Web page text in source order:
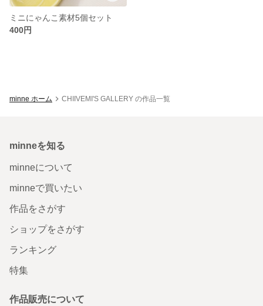
ミニにゃんこ素材5個セット
400円
minne ホーム CHIIVEMI'S GALLERY の作品一覧
minneを知る
minneについて
minneで買いたい
作品をさがす
ショップをさがす
ランキング
特集
作品販売について